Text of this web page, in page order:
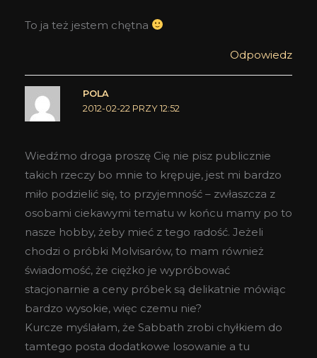
To ja też jestem chętna
Odpowiedz
POLA
2012-02-22 PRZY 12:52
Wiedźmo droga proszę Cię nie pisz publicznie
takich rzeczy bo mnie to krępuje, jest mi bardzo
miło podzielić się, to przyjemność – zwłaszcza z
osobami ciekawymi tematu w końcu mamy po to
nasze hobby, żeby mieć z tego radość. Jeżeli
chodzi o próbki Molvisarów, to mam również
świadomość, że ciężko je wypróbować
stacjonarnie a ceny próbek są delikatnie mówiąc
bardzo wysokie, więc czemu nie?
Kurcze myślałam, że Sabbath zrobi chyłkiem do
tamtego posta dodatkowe losowanie a tu